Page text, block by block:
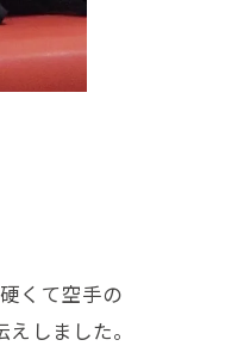
くて空手の
しました。